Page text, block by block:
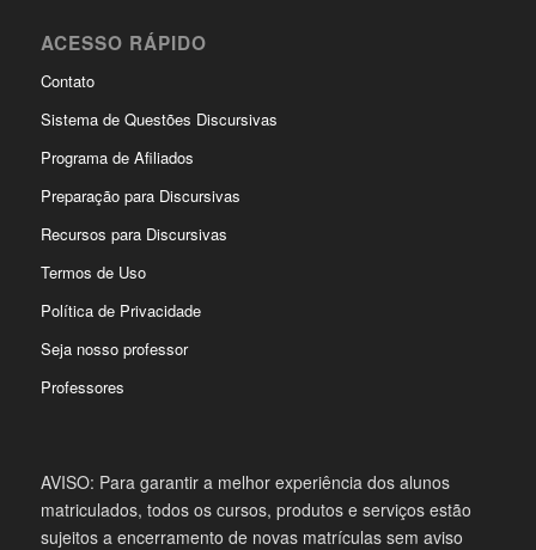
ACESSO RÁPIDO
Contato
Sistema de Questões Discursivas
Programa de Afiliados
Preparação para Discursivas
Recursos para Discursivas
Termos de Uso
Política de Privacidade
Seja nosso professor
Professores
AVISO: Para garantir a melhor experiência dos alunos
matriculados, todos os cursos, produtos e serviços estão
sujeitos a encerramento de novas matrículas sem aviso